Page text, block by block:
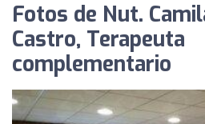
Fotos de Nut.
Castro, Terapeuta
complementario